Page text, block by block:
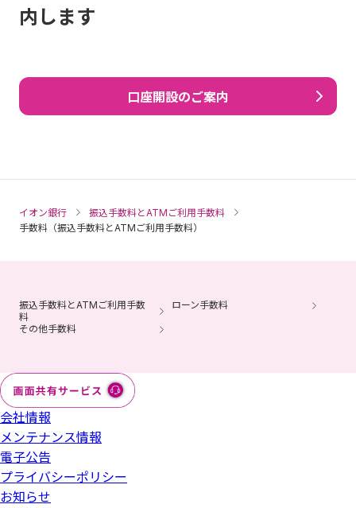
内します
口座開設のご案内
イオン銀行
振込手数料とATMご利用手数料
手数料（振込手数料とATMご利用手数料）
振込手数料とATMご利用手数
料
ローン手数料
その他手数料
会社情報
メンテナンス情報
電子公告
プライバシーポリシー
お知らせ